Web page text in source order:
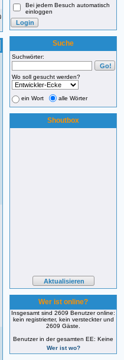
Bei jedem Besuch automatisch
einloggen
Suche
Suchwörter:
Wo soll gesucht werden?
ein Wort alle Wörter
Shoutbox
Wer ist online?
Insgesamt sind 2609 Benutzer online:
kein registrierter, kein versteckter und
2609 Gäste.
Benutzer in der gesamten EE: Keine
Wer ist wo?